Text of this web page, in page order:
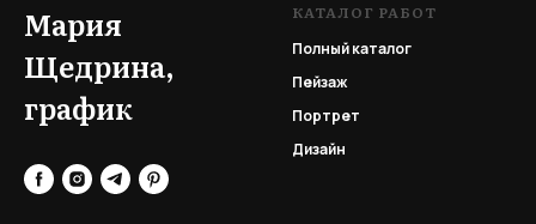
Мария
Щедрина,
график
КАТАЛОГ РАБОТ
Полный каталог
Пейзаж
Портрет
Дизайн